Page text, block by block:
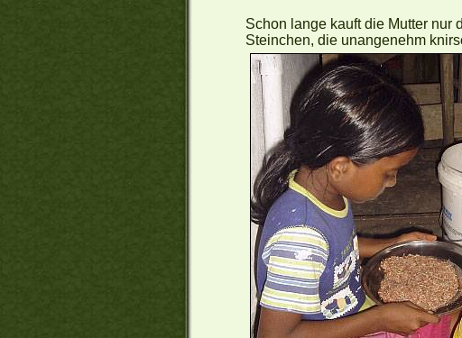
Schon lange kauft die Mutter
Steinchen, die unangenehm